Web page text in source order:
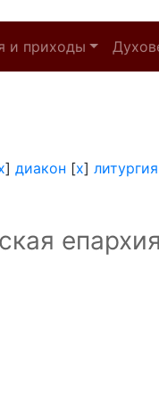
и приходы
] диакон [x] литургия
епархия